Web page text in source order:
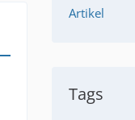
Artikel
Tags